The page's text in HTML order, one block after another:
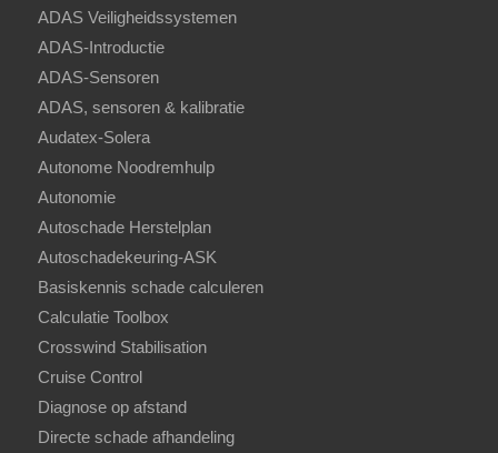
ADAS Veiligheidssystemen
ADAS-Introductie
ADAS-Sensoren
ADAS, sensoren & kalibratie
Audatex-Solera
Autonome Noodremhulp
Autonomie
Autoschade Herstelplan
Autoschadekeuring-ASK
Basiskennis schade calculeren
Calculatie Toolbox
Crosswind Stabilisation
Cruise Control
Diagnose op afstand
Directe schade afhandeling